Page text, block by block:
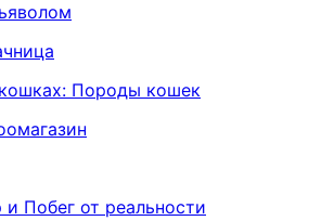
Породы кошек
Побег от реальности